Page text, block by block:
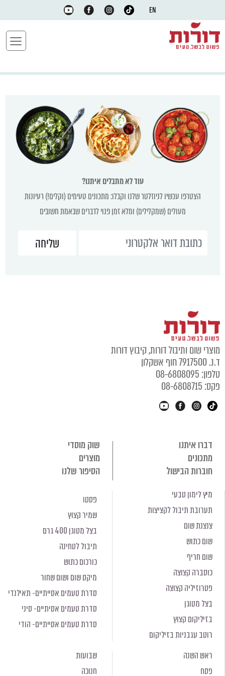
EN
עוד לא מתבלים איתנו?
הצטרפו עכשיו לניוזלטר שלנו וקבלו: מתכונים טעימים (וקלים!) רעיונות
מעולים (שמקלילים) ומלא זמן פנוי לדברים שבאמת חשובים
מוצרי שום ותיבול דורות, קיבוץ דורות
ד.נ. 7917500 חוף אשקלון
טלפון: 08-6808095
פקס: 08-6808715
דברו איתנו
שוק מוסדי
מתכונים
מוצרים
חוברות הבישול
הסיפור שלנו
מיץ לימון טבעי
תערובת תיבול לקציצות
צנצנת שום
שום כתוש
שום חריף
כוסברה קצוצה
פטרוזיליה קצוצה
בצל מטוגן
בזיליקום קצוץ
רוטב עגבניות בזיליקום
פסטו
שמיר קצוץ
בצל מטוגן 400 גרם
תיבול לטחינה
כורכום כתוש
מיקס שום ושום שחור
סדרת טעמים אסייתיים- תאילנדי
סדרת טעמים אסיתיים- סיני
סדרת טעמים אסייתיים- הודי
ראש השנה
פסח
שבועות
חנוכה